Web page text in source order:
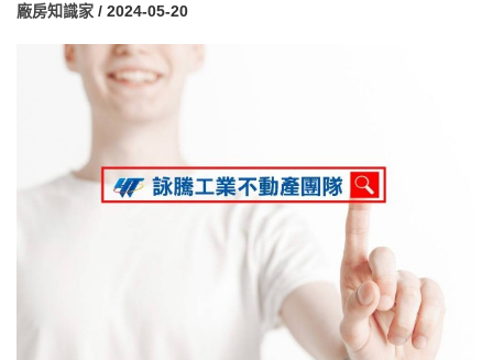
廠房知識家 / 2024-05-20